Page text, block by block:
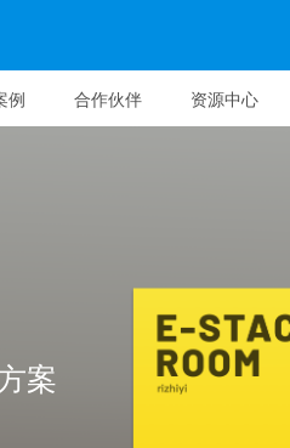
例 合作伙伴 资源中心
案